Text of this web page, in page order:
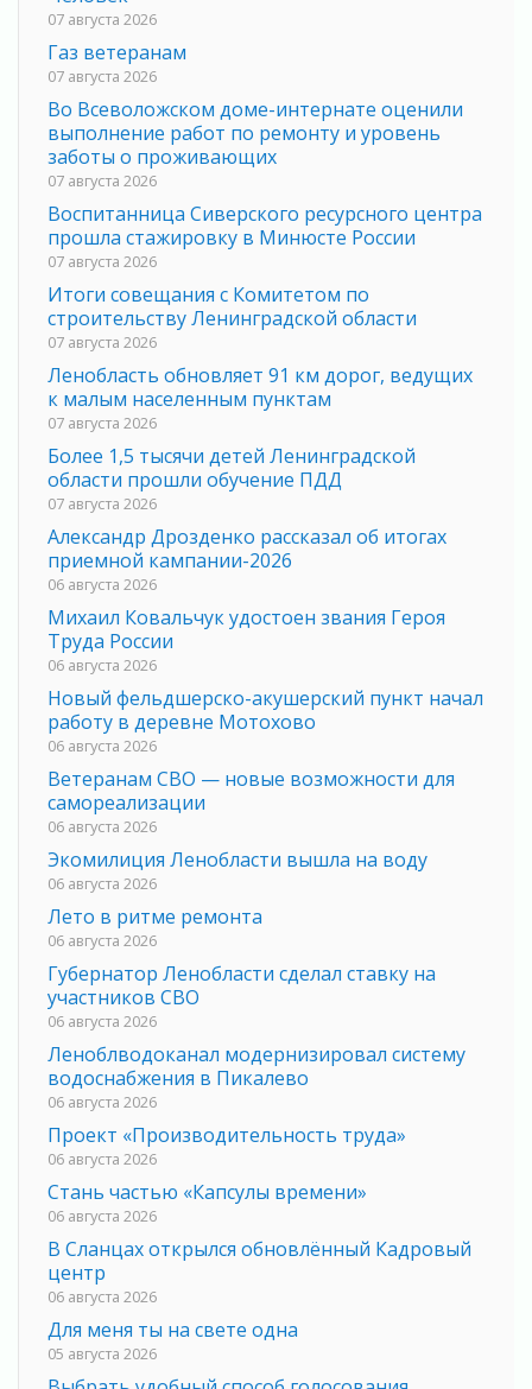
07 августа 2026
Газ ветеранам
07 августа 2026
Во Всеволожском доме-интернате оценили
выполнение работ по ремонту и уровень
заботы о проживающих
07 августа 2026
Воспитанница Сиверского ресурсного центра
прошла стажировку в Минюсте России
07 августа 2026
Итоги совещания с Комитетом по
строительству Ленинградской области
07 августа 2026
Ленобласть обновляет 91 км дорог, ведущих
к малым населенным пунктам
07 августа 2026
Более 1,5 тысячи детей Ленинградской
области прошли обучение ПДД
07 августа 2026
Александр Дрозденко рассказал об итогах
приемной кампании-2026
06 августа 2026
Михаил Ковальчук удостоен звания Героя
Труда России
06 августа 2026
Новый фельдшерско-акушерский пункт начал
работу в деревне Мотохово
06 августа 2026
Ветеранам СВО — новые возможности для
самореализации
06 августа 2026
Экомилиция Ленобласти вышла на воду
06 августа 2026
Лето в ритме ремонта
06 августа 2026
Губернатор Ленобласти сделал ставку на
участников СВО
06 августа 2026
Леноблводоканал модернизировал систему
водоснабжения в Пикалево
06 августа 2026
Проект «Производительность труда»
06 августа 2026
Стань частью «Капсулы времени»
06 августа 2026
В Сланцах открылся обновлённый Кадровый
центр
06 августа 2026
Для меня ты на свете одна
05 августа 2026